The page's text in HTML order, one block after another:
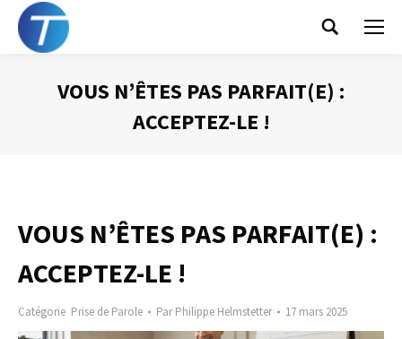
Search:
VOUS N’ÊTES PAS PARFAIT(E) :
ACCEPTEZ-LE !
VOUS N’ÊTES PAS PARFAIT(E) :
ACCEPTEZ-LE !
Catégorie Prise de Parole ParPhilippe Helmstetter 17 mars 2025